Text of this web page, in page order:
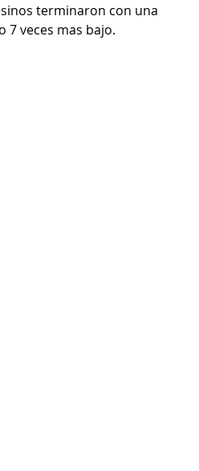
terminaron con una
7 veces mas bajo.